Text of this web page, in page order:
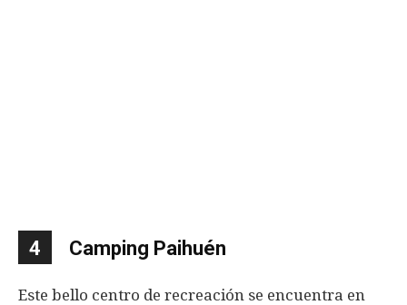
4 Camping Paihuén
Este bello centro de recreación se encuentra en